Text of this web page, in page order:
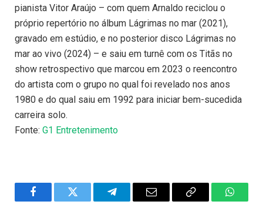
pianista Vitor Araújo – com quem Arnaldo reciclou o
próprio repertório no álbum Lágrimas no mar (2021),
gravado em estúdio, e no posterior disco Lágrimas no
mar ao vivo (2024) – e saiu em turnê com os Titãs no
show retrospectivo que marcou em 2023 o reencontro
do artista com o grupo no qual foi revelado nos anos
1980 e do qual saiu em 1992 para iniciar bem-sucedida
carreira solo.
Fonte: G1 Entretenimento
FacebookTwitter TelegramEmail
Copy